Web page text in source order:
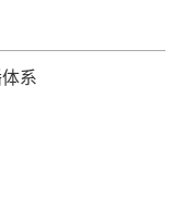
系